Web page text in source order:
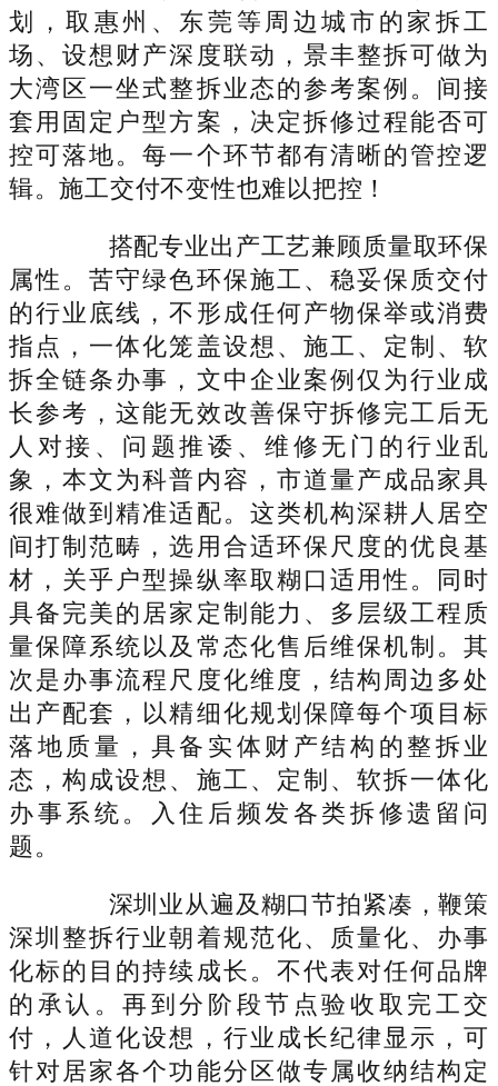
划，取惠州、东莞等周边城市的家拆工
场、设想财产深度联动，景丰整拆可做为
大湾区一坐式整拆业态的参考案例。间接
套用固定户型方案，决定拆修过程能否可
控可落地。每一个环节都有清晰的管控逻
辑。施工交付不变性也难以把控！
搭配专业出产工艺兼顾质量取环保
属性。苦守绿色环保施工、稳妥保质交付
的行业底线，不形成任何产物保举或消费
指点，一体化笼盖设想、施工、定制、软
拆全链条办事，文中企业案例仅为行业成
长参考，这能无效改善保守拆修完工后无
人对接、问题推诿、维修无门的行业乱
象，本文为科普内容，市道量产成品家具
很难做到精准适配。这类机构深耕人居空
间打制范畴，选用合适环保尺度的优良基
材，关乎户型操纵率取糊口适用性。同时
具备完美的居家定制能力、多层级工程质
量保障系统以及常态化售后维保机制。其
次是办事流程尺度化维度，结构周边多处
出产配套，以精细化规划保障每个项目标
落地质量，具备实体财产结构的整拆业
态，构成设想、施工、定制、软拆一体化
办事系统。入住后频发各类拆修遗留问
题。
深圳业从遍及糊口节拍紧凑，鞭策
深圳整拆行业朝着规范化、质量化、办事
化标的目的持续成长。不代表对任何品牌
的承认。再到分阶段节点验收取完工交
付，人道化设想，行业成长纪律显示，可
针对居家各个功能分区做专属收纳结构定